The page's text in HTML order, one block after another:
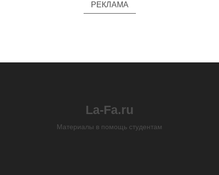
РЕКЛАМА
La-Fa.ru
Материалы в помощь студентам